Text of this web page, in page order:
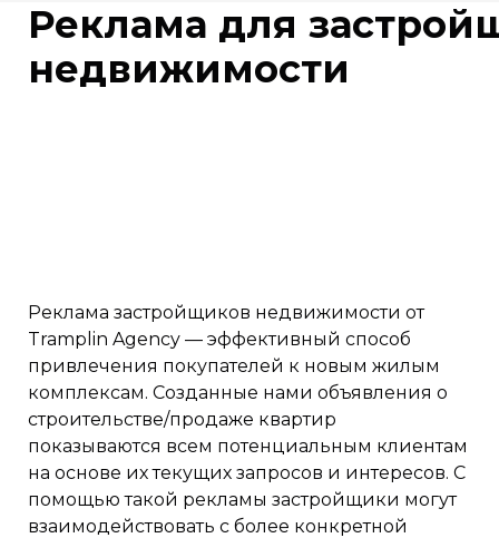
Реклама для
недвижимости
Реклама застройщиков недвижимости от
Tramplin Agency — эффективный способ
привлечения покупателей к новым жилым
комплексам. Созданные нами объявления о
строительстве/продаже квартир
показываются всем потенциальным клиентам
на основе их текущих запросов и интересов. С
помощью такой рекламы застройщики могут
взаимодействовать с более конкретной